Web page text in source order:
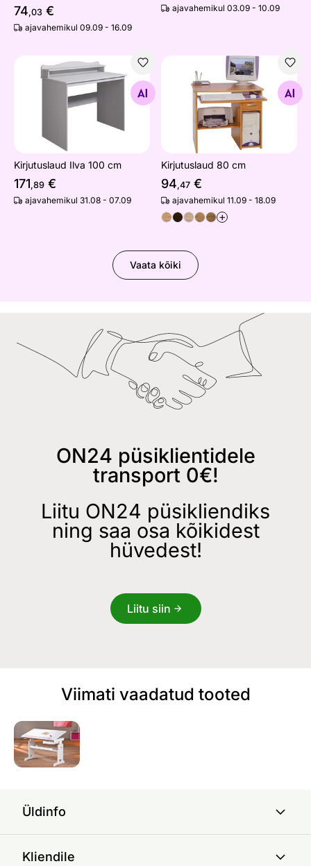
74,03 €
ajavahemikul 09.09 - 16.09
ajavahemikul 03.09 - 10.09
Kirjutuslaud Ilva 100 cm
Otsi sarnaseid
Kirjutuslaud Ilva 100 cm
171,89 €
ajavahemikul 31.08 - 07.09
Kirjutuslaud 80 cm
Otsi sarnaseid
Kirjutuslaud 80 cm
94,47 €
ajavahemikul 11.09 - 18.09
+
Vaata kõiki
ON24 püsiklientidele
transport 0€!
Liitu ON24 püsikliendiks
ning saa osa kõikidest
hüvedest!
Liitu siin
Viimati vaadatud tooted
Üldinfo
Kliendile